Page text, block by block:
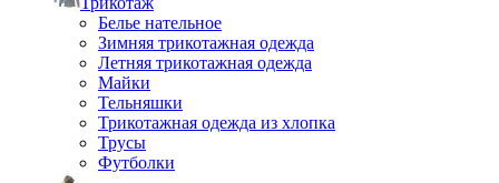
Белье нательное
Зимняя трикотажная одежда
Летняя трикотажная одежда
Майки
Тельняшки
Трикотажная одежда из хлопка
Трусы
Футболки